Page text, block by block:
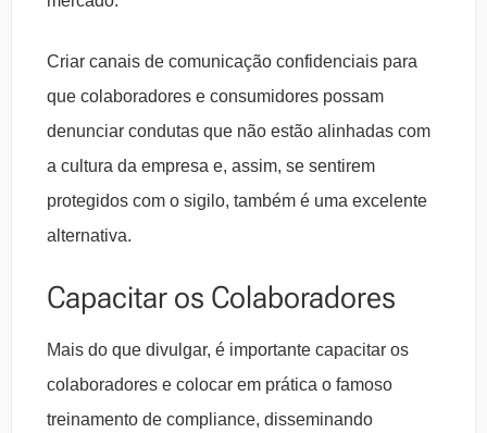
Criar canais de comunicação confidenciais para
que colaboradores e consumidores possam
denunciar condutas que não estão alinhadas com
a cultura da empresa e, assim, se sentirem
protegidos com o sigilo, também é uma excelente
alternativa.
Capacitar os Colaboradores
Mais do que divulgar, é importante capacitar os
colaboradores e colocar em prática o famoso
treinamento de compliance, disseminando